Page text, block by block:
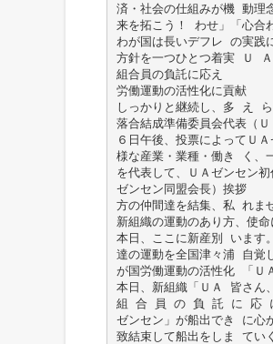
済・社会の仕組みが機 動理
来を拓こう！ わせ」「心合
わが国は長いデフレ の実践
方針を一つひとつ着実 Ｕ
組合員の負託に応え
労働運動の活性化に貢献
しっかりと継続し、多 え
落合結成準備委員会代表（Ｕ
６日午後、投票によってＵ
様な産業・業種・働き く、
を代表して、ＵＡゼンセン
ゼンセン同盟会長）挨拶
方の仲間達を結集、私 れま
新組織の運動のあり方、使命
本日、ここに新産別 います
達の運動を全国津々浦 自覚
が国労働運動の活性化 「Ｕ
本日、新組織「ＵＡ 皆さん
組 合 員 の 負 託 に 応 に
ゼンセン」が船出でき に心
致結束して船出をしま てい